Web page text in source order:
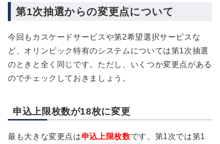
第1次抽選からの変更点について
今回もカスケードサービスや第2希望選択サービスな
ど、オリンピック特有のシステムについては第1次抽選
のときと全く同じです。ただし、いくつか変更点がある
のでチェックしておきましょう。
申込上限枚数が18枚に変更
最も大きな変更点は申込上限枚数です。第1次では第1